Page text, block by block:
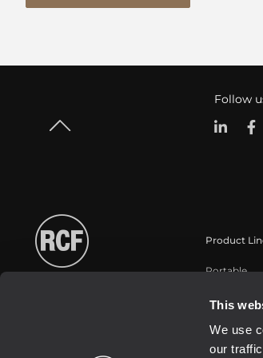
This
We use
our
Follow
Product
Portable